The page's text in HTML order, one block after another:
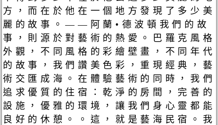
方，而在於他在一個地方發現了多少美
麗的故事。——阿蘭•德波頓我們的故
事，則源於對藝術的熱愛。巴羅克風格
外觀，不同風格的彩繪壁畫，不同年代
的故事，我們讚美色彩，重現經典，藝
術交匯成海。在體驗藝術的同時，我們
追求優質的住宿：乾淨的房間，完善的
設施，優雅的環境，讓我們身心靈都能
良好的休憩。。這，就是藝海民宿。我